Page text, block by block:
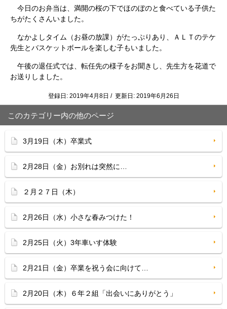
今日のお弁当は、満開の桜の下でほのぼのと食べている子供た
ちがたくさんいました。
なかよしタイム（お昼の放課）がたっぷりあり、ＡＬＴのテケ
先生とバスケットボールを楽しむ子もいました。
午後の退任式では、転任先の様子をお聞きし、先生方を花道で
お送りしました。
登録日: 2019年4月8日 / 更新日: 2019年6月26日
このカテゴリー内の他のページ
3月19日（木）卒業式
2月28日（金）お別れは突然に…
２月２７日（木）
2月26日（水）小さな春みつけた！
2月25日（火）3年車いす体験
2月21日（金）卒業を祝う会に向けて…
2月20日（木）６年２組「出会いにありがとう」